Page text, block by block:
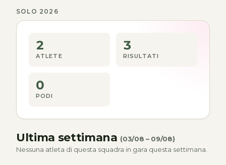
SOLO 2026
2
ATLETE
3
RISULTATI
0
PODI
Ultima settimana (03/08 – 09/08)
Nessuna atleta di questa squadra in gara questa settimana.